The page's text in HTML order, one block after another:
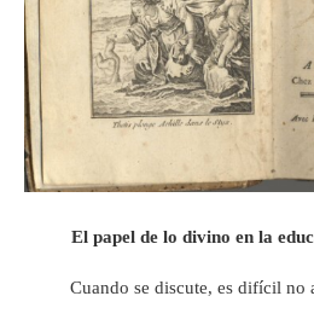
El papel de lo divino en la
Cuando se discute, es difícil no